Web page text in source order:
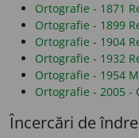
Ortografie - 1871
Ortografie - 1899
Ortografie - 1904
Ortografie - 1932
Ortografie - 1954
Ortografie - 2005 -
Încercări de